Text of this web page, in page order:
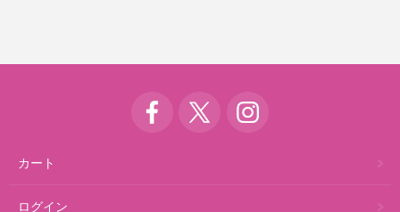
カート
ログイン